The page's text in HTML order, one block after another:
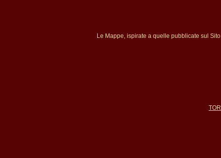
Le Mappe, ispirate a quelle pubblicate sul